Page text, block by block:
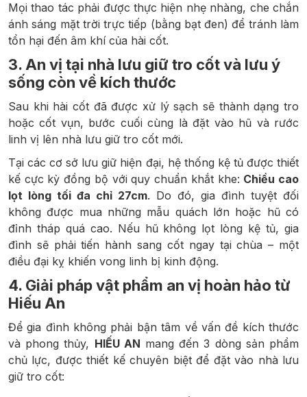
Mọi thao tác phải được thực hiện nhẹ nhàng, che chắn
ánh sáng mặt trời trực tiếp (bằng bạt đen) để tránh làm
tổn hại đến âm khí của hài cốt.
3. An vị tại nhà lưu giữ tro cốt và lưu ý
sống còn về kích thước
Sau khi hài cốt đã được xử lý sạch sẽ thành dạng tro
hoặc cốt vụn, bước cuối cùng là đặt vào hũ và rước
linh vị lên nhà lưu giữ tro cốt mới.
Tại các cơ sở lưu giữ hiện đại, hệ thống kệ tủ được thiết
kế cực kỳ đồng bộ với quy chuẩn khắt khe: Chiều cao
lọt lòng tối đa chỉ 27cm. Do đó, gia đình tuyệt đối
không được mua những mẫu quách lớn hoặc hũ có
đỉnh tháp quá cao. Nếu hũ không lọt lòng kệ tủ, gia
đình sẽ phải tiến hành sang cốt ngay tại chùa – một
điều đại kỵ khiến vong linh bị kinh động.
4. Giải pháp vật phẩm an vị hoàn hảo từ
Hiếu An
Để gia đình không phải bận tâm về vấn đề kích thước
và phong thủy, HIẾU AN mang đến 3 dòng sản phẩm
chủ lực, được thiết kế chuyên biệt để đặt vào nhà lưu
giữ tro cốt: